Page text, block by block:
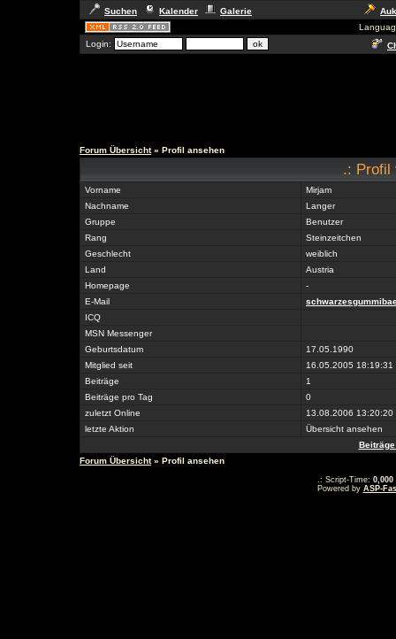
Suchen Kalender Galerie
Login:
Forum Übersicht» Profil ansehen
.: Profil
Vorname
Mirjam
Nachname
Langer
Gruppe
Benutzer
Rang
Steinzeitchen
Geschlecht
weiblich
Land
Austria
Homepage
-
E-Mail
ICQ
MSN Messenger
Geburtsdatum
17.05.1990
Mitglied seit
16.05.2005 18:19:31
Beiträge
1
Beiträge pro Tag
0
zuletzt Online
13.08.2006 13:20:20
letzte Aktion
Übersicht ansehen
Forum Übersicht» Profil ansehen
.: Script-Time: 0,000
Powered by ASP-